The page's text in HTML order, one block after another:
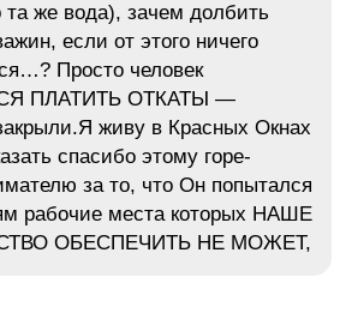
та же вода), зачем долбить
если от этого ничего
Просто человек
ПЛАТИТЬ ОТКАТЫ —
живу в Красных Окнах
спасибо этому горе-
за то, что Он попытался
рабочие места которых НАШЕ
ОБЕСПЕЧИТЬ НЕ МОЖЕТ,